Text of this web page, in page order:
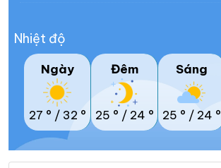
Nhiệt độ
Ngày
27 ° / 32 °
Đêm
25 ° / 24 °
Sáng
25 ° / 24 °